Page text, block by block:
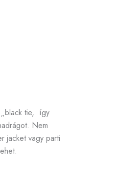
„black tie, így
Nem
jacket vagy parti